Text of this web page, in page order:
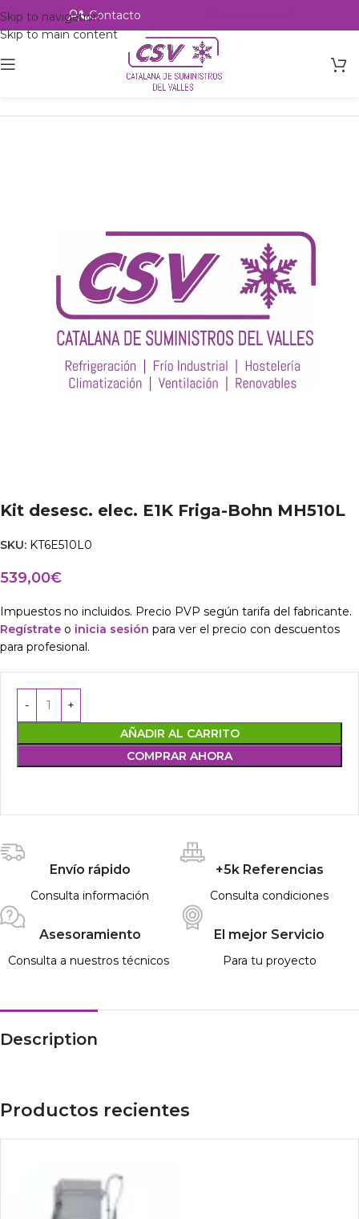
Skip to navigation
Skip to main content
Contacto
Intercambio
Kit desesc. elec. E1K Friga-Bohn MH510L
SKU: KT6E510L0
539,00€
Impuestos no incluidos. Precio PVP según tarifa del fabricante.
Regístrate o inicia sesión para ver el precio con descuentos
para profesional.
AÑADIR AL CARRITO
COMPRAR AHORA
Envío rápido
Consulta información
+5k Referencias
Consulta condiciones
Asesoramiento
Consulta a nuestros técnicos
El mejor Servicio
Para tu proyecto
Description
Productos recientes